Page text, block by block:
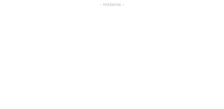
- reklama -